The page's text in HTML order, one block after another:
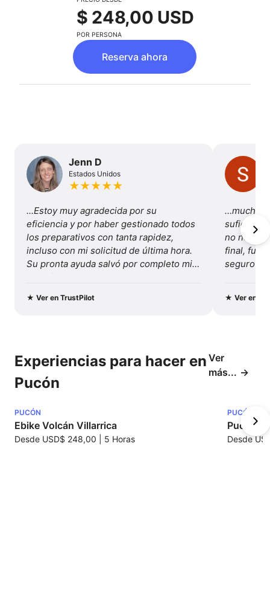
$ 248,00 USD
POR PERSONA
Reserva ahora
Jenn D
Estados Unidos
★★★★★
...Estoy muy agradecida por su
eficiencia y por haber gestionado todos
los preparativos con tanta rapidez,
incluso con mi solicitud de última hora.
Su pronta ayuda salvó por completo mis
vacaciones...
★ Ver en TrustPilot
…mucha
suficiente
no
final, fue
seguro y
★Ver en
Experiencias para hacer en
Pucón
Ver
más...
PUCÓN
Ebike Volcán Villarrica
Desde USD$ 248,00 5 Horas
PUCÓN
Pucón
Desde